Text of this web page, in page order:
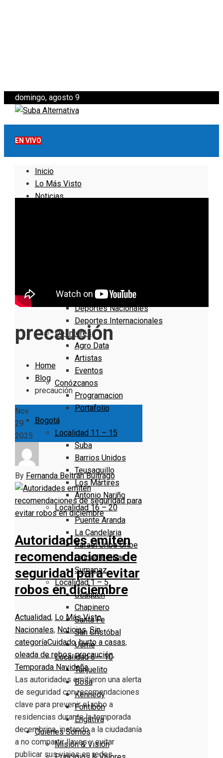
domingo, agosto 9
EN VIVO
Inicio
Lo Más Visto
Noticias
Deportes Locales
Deportes Nacionales
Deportes Internacionales
De Interés
Agro Data
Artistas
Eventos
Conózcanos
Programacion
Portafolio
Bogotá
Localidad 11 – 15
Suba
Barrios Unidos
Teusaquillo
Los Mártires
Antonio Nariño
Localidad 16 – 20
Puente Aranda
La Candelaria
Rafael Uribe Uribe
Ciudad Bolivar
Sumapaz
Localidad 1 – 5
Usaquen
Chapinero
Santa Fe
San Cristóbal
Usme
Localidad 6 – 10
Tunjuelito
Bosa
Kennedy
Fontibón
Engativa
Quienes Somos
Misión & Visión
precaución
Home
Blog
precaución
Nov
29
2025
By Fernanda Beltrán Buitrago
Autoridades emiten
recomendaciones de
seguridad para evitar
robos en diciembre
Actualidad, Lo Más Visto,
Nacionales, Noticias, Sin
categoríaCuidado,hurto a casas,
oleada de robos,precaución,
Temporada Navideña
Las autoridades emitieron una alerta
de seguridad con recomendaciones
clave para prevenir el robo a
residencias durante la temporada
decembrina, instando a la ciudadanía
a no compartir llaves y evitar
publicar sus viajes en redes